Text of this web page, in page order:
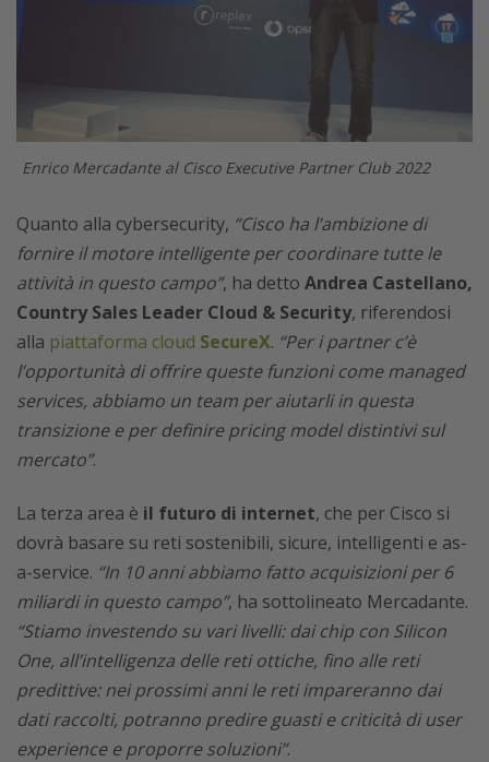
Enrico Mercadante al Cisco Executive Partner Club 2022
Quanto alla cybersecurity, “Cisco ha l’ambizione di
fornire il motore intelligente per coordinare tutte le
attività in questo campo”, ha detto Andrea Castellano,
Country Sales Leader Cloud & Security, riferendosi
alla piattaforma cloud SecureX. “Per i partner c’è
l’opportunità di offrire queste funzioni come managed
services, abbiamo un team per aiutarli in questa
transizione e per definire pricing model distintivi sul
mercato”.
La terza area è il futuro di internet, che per Cisco si
dovrà basare su reti sostenibili, sicure, intelligenti e as-
a-service. “In 10 anni abbiamo fatto acquisizioni per 6
miliardi in questo campo”, ha sottolineato Mercadante.
“Stiamo investendo su vari livelli: dai chip con Silicon
One, all’intelligenza delle reti ottiche, fino alle reti
predittive: nei prossimi anni le reti impareranno dai
dati raccolti, potranno predire guasti e criticità di user
experience e proporre soluzioni”.